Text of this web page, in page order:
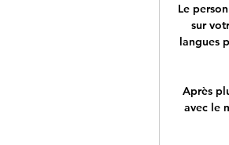
Le
sur
langues
Après
avec le